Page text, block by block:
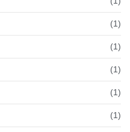
(1)
(1)
(1)
(1)
(1)